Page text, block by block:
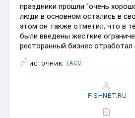
праздники прошли "очень
люди в основном остались в
этом он также отметил, что в
были введены жесткие
ресторанный бизнес отработал
ИСТОЧНИК: ТАСС
FISHNET.RU